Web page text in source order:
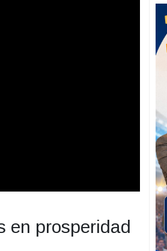
en prosperidad